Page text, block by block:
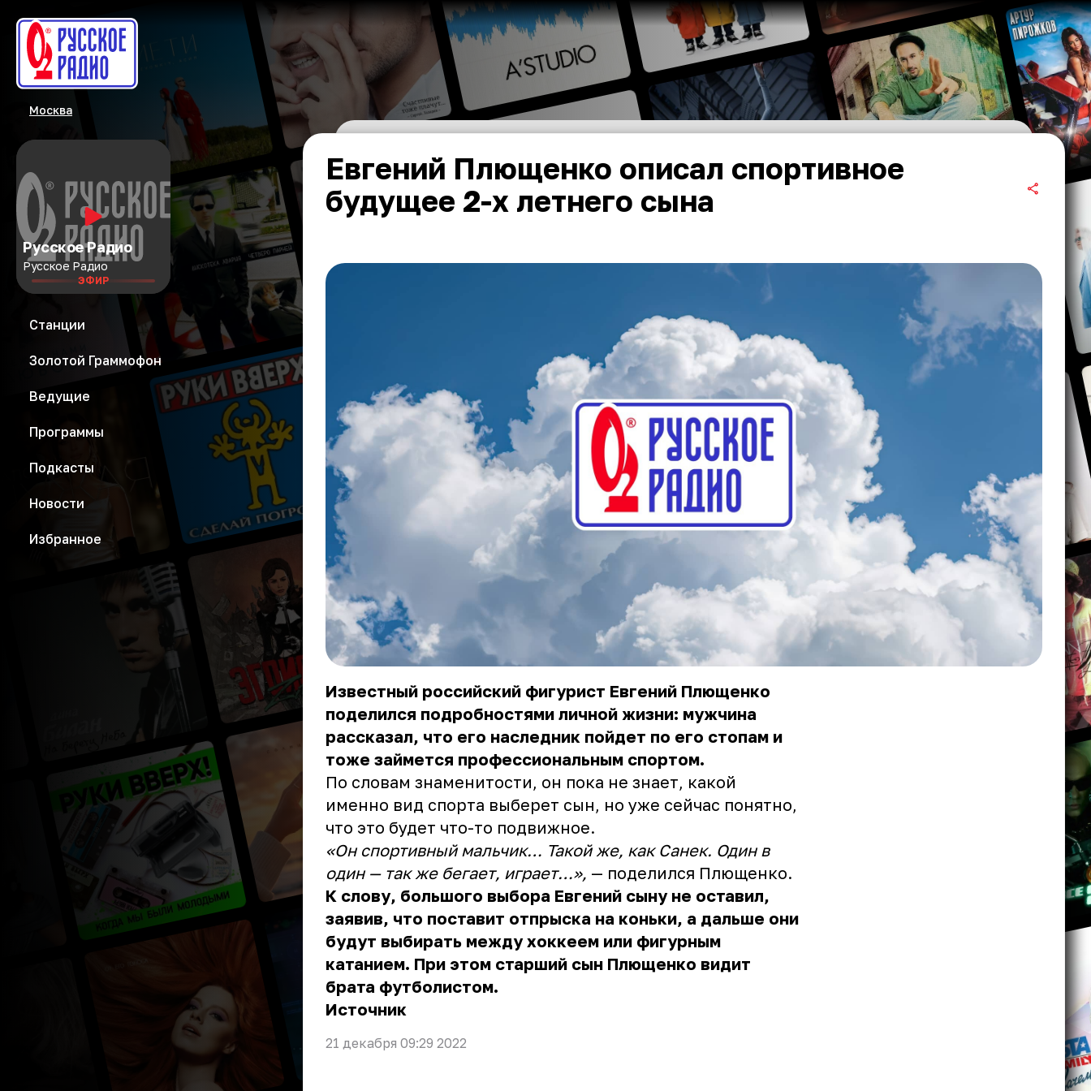
Москва
Русское Радио
Русское Радио
ЭФИР
Станции
Золотой Граммофон
Ведущие
Программы
Подкасты
Новости
Избранное
Евгений Плющенко описал спортивное
будущее 2-х летнего сына
Известный российский фигурист Евгений Плющенко
поделился подробностями личной жизни: мужчина
рассказал, что его наследник пойдет по его стопам и
тоже займется профессиональным спортом.
По словам знаменитости, он пока не знает, какой
именно вид спорта выберет сын, но уже сейчас понятно,
что это будет что-то подвижное.
«Он спортивный мальчик… Такой же, как Санек. Один в
один — так же бегает, играет…», — поделился Плющенко.
К слову, большого выбора Евгений сыну не оставил,
заявив, что поставит отпрыска на коньки, а дальше они
будут выбирать между хоккеем или фигурным
катанием. При этом старший сын Плющенко видит
брата футболистом.
Источник
21 декабря 09:29 2022